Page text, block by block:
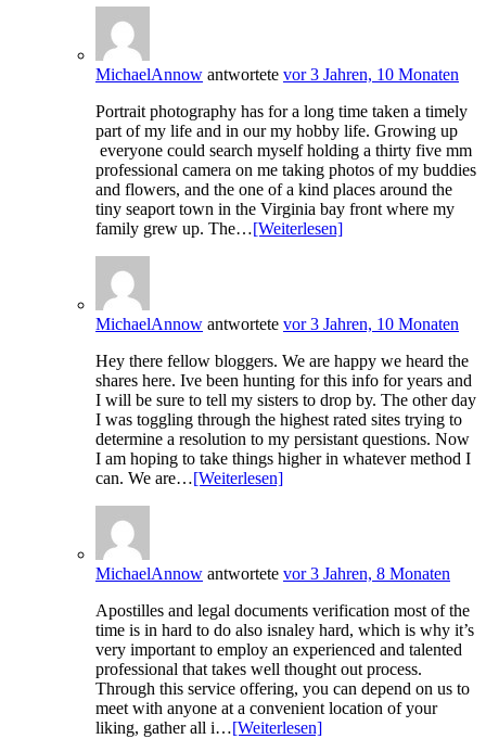
MichaelAnnow antwortete vor 3 Jahren, 10 Monaten
Portrait photography has for a long time taken a timely
part of my life and in our my hobby life. Growing up
everyone could search myself holding a thirty five mm
professional camera on me taking photos of my buddies
and flowers, and the one of a kind places around the
tiny seaport town in the Virginia bay front where my
family grew up. The…[Weiterlesen]
MichaelAnnow antwortete vor 3 Jahren, 10 Monaten
Hey there fellow bloggers. We are happy we heard the
shares here. Ive been hunting for this info for years and
I will be sure to tell my sisters to drop by. The other day
I was toggling through the highest rated sites trying to
determine a resolution to my persistant questions. Now
I am hoping to take things higher in whatever method I
can. We are…[Weiterlesen]
MichaelAnnow antwortete vor 3 Jahren, 8 Monaten
Apostilles and legal documents verification most of the
time is in hard to do also isnaley hard, which is why it’s
very important to employ an experienced and talented
professional that takes well thought out process.
Through this service offering, you can depend on us to
meet with anyone at a convenient location of your
liking, gather all i…[Weiterlesen]